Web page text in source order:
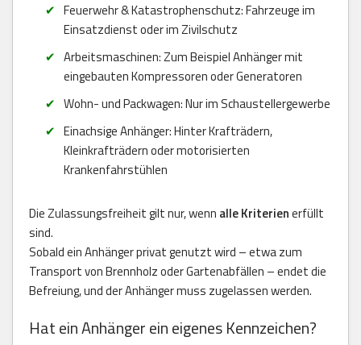
Feuerwehr & Katastrophenschutz: Fahrzeuge im
Einsatzdienst oder im Zivilschutz
Arbeitsmaschinen: Zum Beispiel Anhänger mit
eingebauten Kompressoren oder Generatoren
Wohn- und Packwagen: Nur im Schaustellergewerbe
Einachsige Anhänger: Hinter Krafträdern,
Kleinkrafträdern oder motorisierten
Krankenfahrstühlen
Die Zulassungsfreiheit gilt nur, wenn alle Kriterienerfüllt
sind.
Sobald ein Anhänger privat genutzt wird – etwa zum
Transport von Brennholz oder Gartenabfällen – endet die
Befreiung, und der Anhänger muss zugelassen werden.
Hat ein Anhänger ein eigenes Kennzeichen?